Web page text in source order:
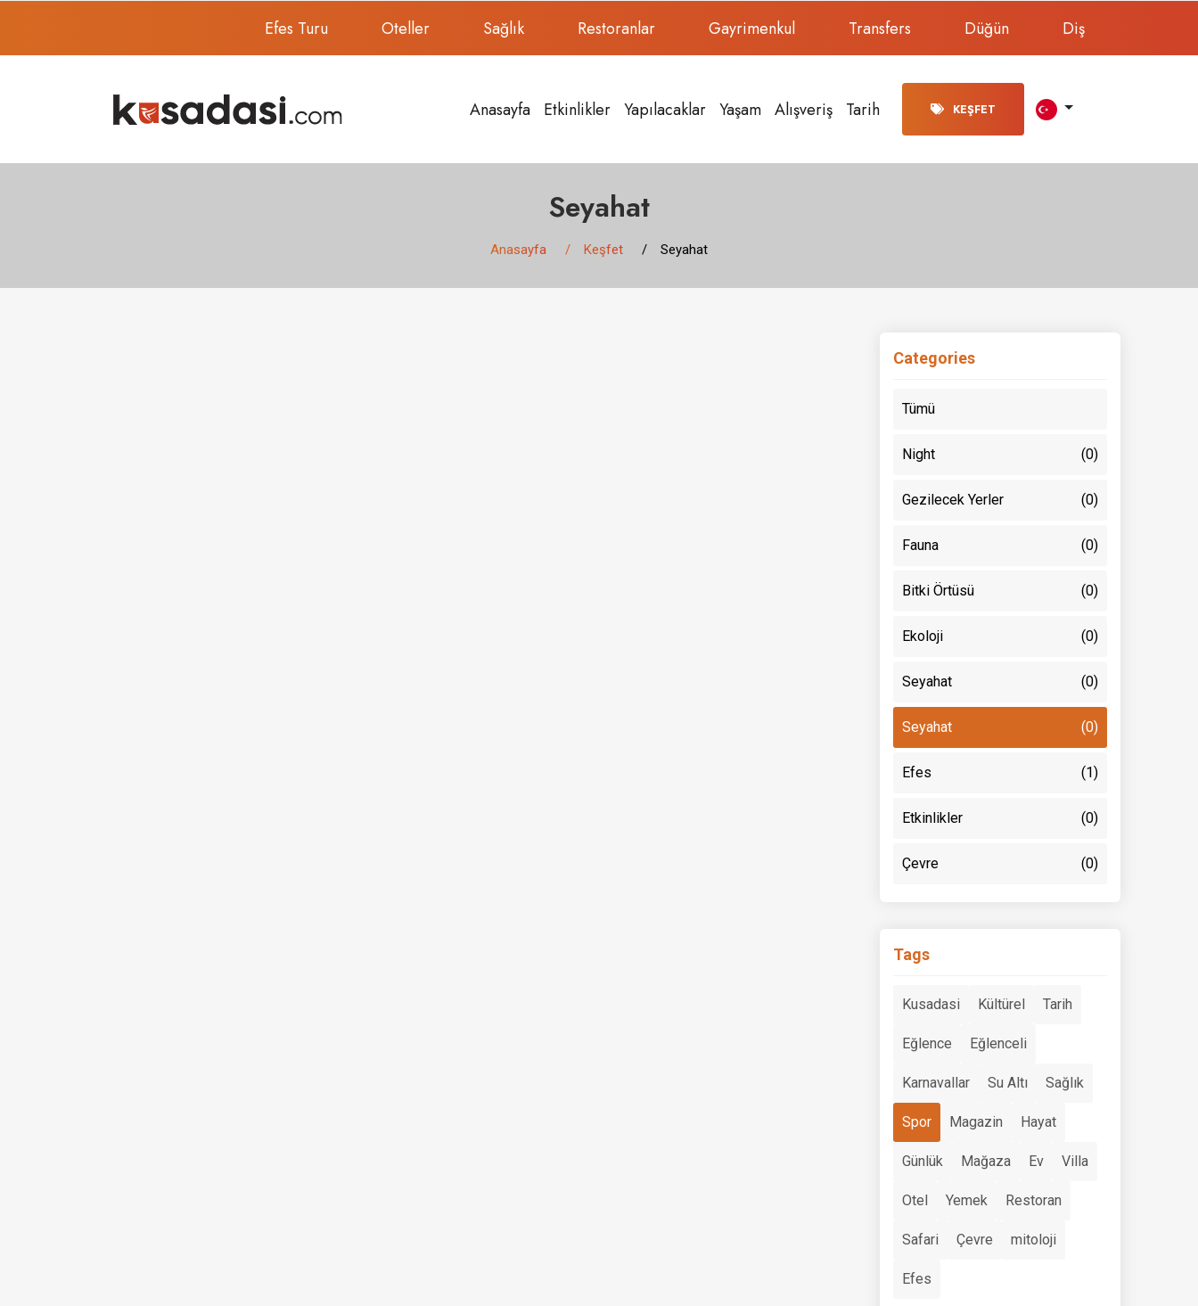
Efes Turu Oteller Sağlık Restoranlar Gayrimenkul Transfers Düğün Diş
Anasayfa Etkinlikler Yapılacaklar Yaşam Alışveriş Tarih KEŞFET
Seyahat
Anasayfa Keşfet Seyahat
Categories
Tümü
Night (0)
Gezilecek Yerler (0)
Fauna (0)
Bitki Örtüsü (0)
Ekoloji (0)
Seyahat (0)
Seyahat (0)
Efes (1)
Etkinlikler (0)
Çevre (0)
Tags
Kusadasi Kültürel Tarih
Eğlence Eğlenceli
Karnavallar Su Altı Sağlık
Spor Magazin Hayat
Günlük Mağaza Ev Villa
Otel Yemek Restoran
Safari Çevre mitoloji
Efes